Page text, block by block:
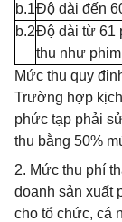
b.1Độ dài đến
b.2Độ dài từ 61
thu như
Mức thu quy
Trường hợp
phức tạp phải
thu bằng 50%
2. Mức thu phí
doanh sản xuất
cho tổ chức, cá